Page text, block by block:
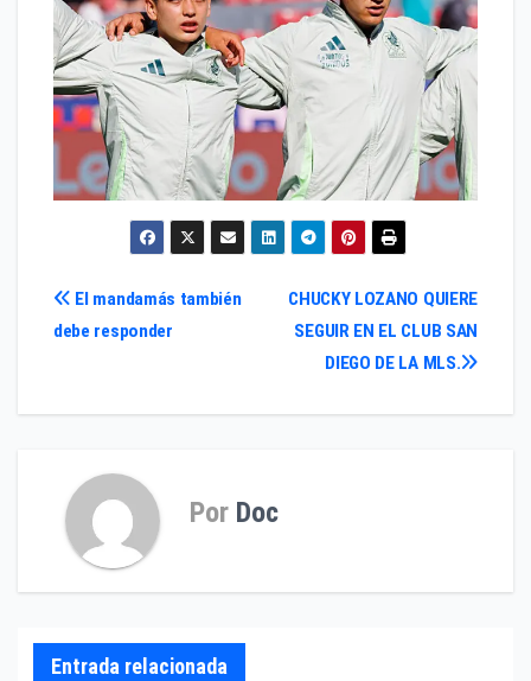
Navegación
entradas
CHUCKY LOZANO QUIERE
SEGUIR EN EL CLUB SAN
DIEGO DE LA MLS.
El mandamás también
debe responder
Por Doc
Entrada relacionada